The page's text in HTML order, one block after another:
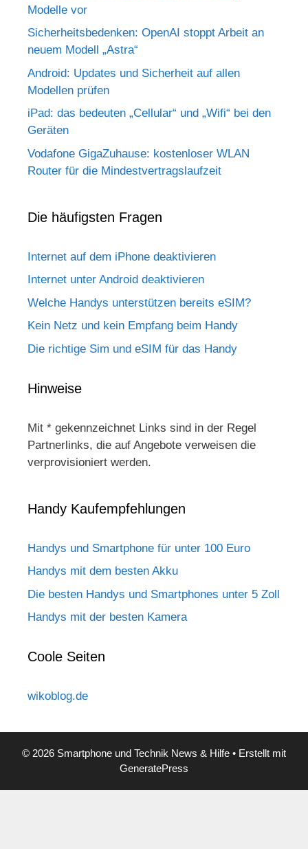
Modelle vor
Sicherheitsbedenken: OpenAI stoppt Arbeit an
neuem Modell „Astra“
Android: Updates und Sicherheit auf allen
Modellen prüfen
iPad: das bedeuten „Cellular“ und „Wifi“ bei den
Geräten
Vodafone GigaZuhause: kostenloser WLAN
Router für die Mindestvertragslaufzeit
Die häufigsten Fragen
Internet auf dem iPhone deaktivieren
Internet unter Android deaktivieren
Welche Handys unterstützen bereits eSIM?
Kein Netz und kein Empfang beim Handy
Die richtige Sim und eSIM für das Handy
Hinweise
Mit * gekennzeichnet Links sind in der Regel
Partnerlinks, die auf Angebote verweisen die
verprovisioniert werden.
Handy Kaufempfehlungen
Handys und Smartphone für unter 100 Euro
Handys mit dem besten Akku
Die besten Handys und Smartphones unter 5 Zoll
Handys mit der besten Kamera
Coole Seiten
wikoblog.de
© 2026 Smartphone und Technik News & Hilfe • Erstellt mit
GeneratePress